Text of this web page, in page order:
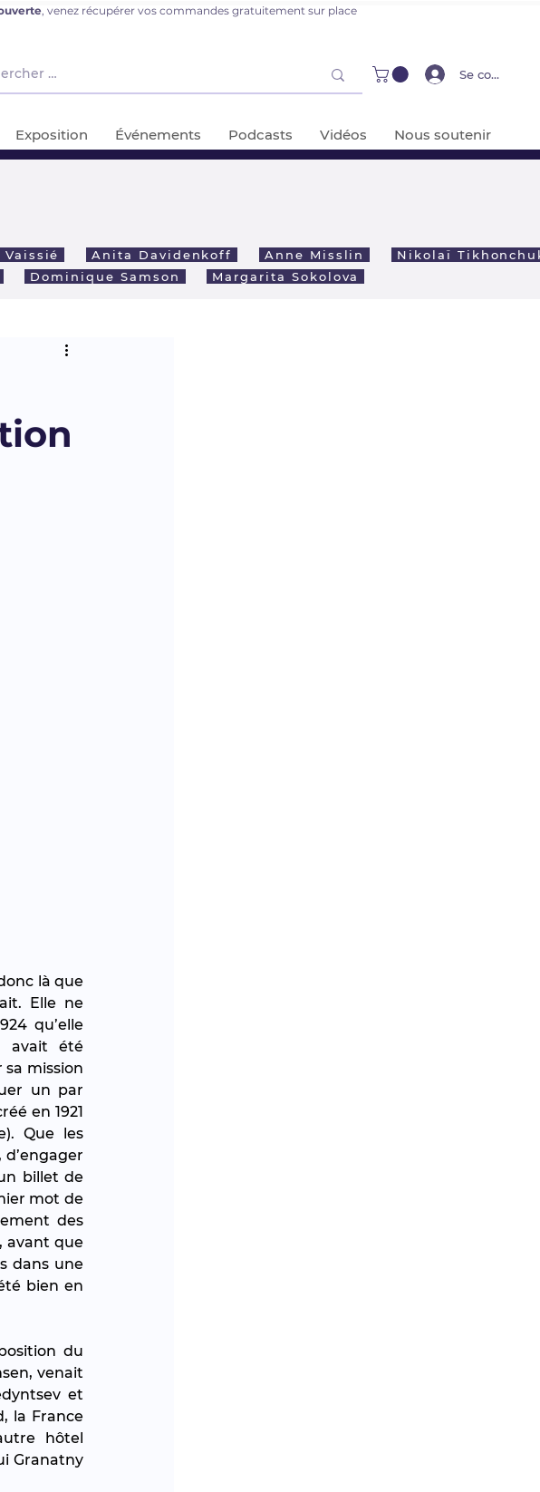
Se connecter
Exposition Événements Podcasts Vidéos Nous soutenir
Vaissié Anita Davidenkoff Anne Misslin
Nikolaï
Dominique Samson Margarita Sokolova
là que
Elle ne
qu’elle
avait été
mission
un par
en 1921
Que les
billet de
mot de
des
avant que
dans une
bien en
du
venait
et
la France
hôtel
Granatny
, venez récupérer vos commandes gratuitement sur place